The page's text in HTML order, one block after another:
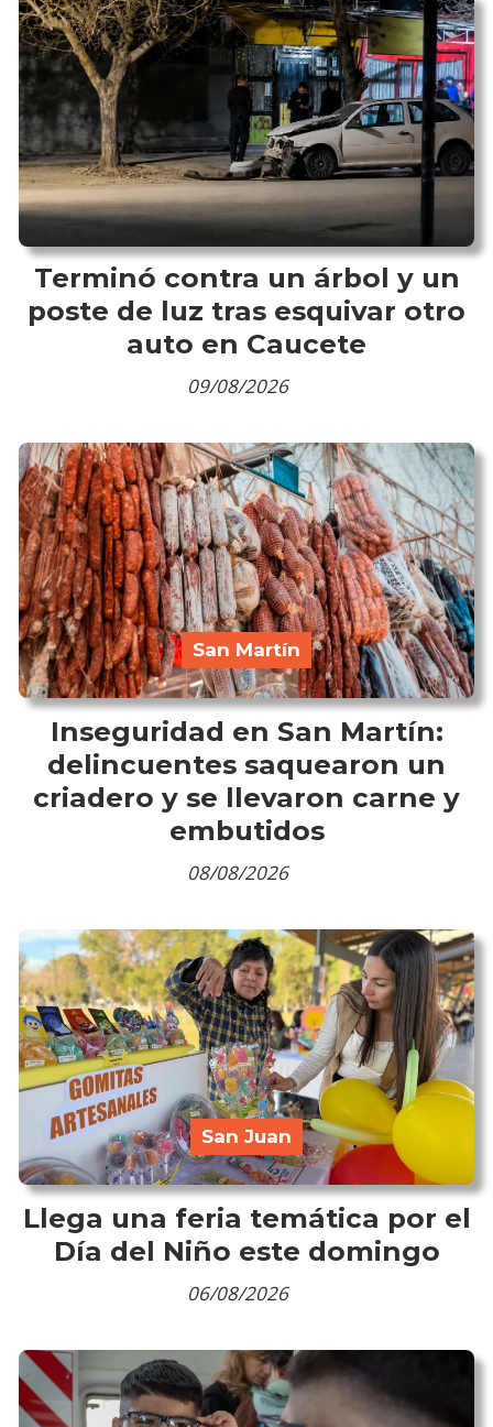
Terminó contra un árbol y un
poste de luz tras esquivar otro
auto en Caucete
09/08/2026
Inseguridad en San Martín:
delincuentes saquearon un
criadero y se llevaron carne y
embutidos
San Martín
08/08/2026
Llega una feria temática por el
Día del Niño este domingo
San Juan
06/08/2026